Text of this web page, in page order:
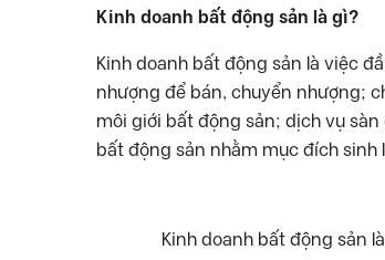
Kinh doanh bất động sản là gì?
Kinh doanh bất động sản là việc
nhượng để bán, chuyển nhượng;
môi giới bất động sản; dịch vụ
bất động sản nhằm mục đích sinh
Kinh doanh bất động sản